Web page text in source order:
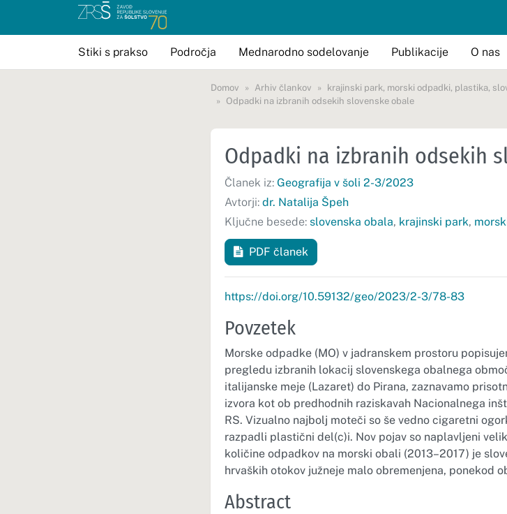
Stiki s prakso Področja Mednarodno sodelovanje Publikacije O nas
Domov Arhiv člankov krajinski park, morski odpadki, plastika,
Odpadki na izbranih odsekih slovenske obale
Odpadki na izbranih odsekih
Članek iz: Geografija v šoli 2-3/2023
Avtorji: dr. Natalija Špeh
Ključne besede: slovenska obala, krajinski park,
PDF članek
https://doi.org/10.59132/geo/2023/2-3/78-83
Povzetek
Morske odpadke (MO) v jadranskem prostoru
pregledu izbranih lokacij slovenskega obalnega
italijanske meje (Lazaret) do Pirana, zaznavamo
izvora kot ob predhodnih raziskavah Nacionalnega
RS. Vizualno najbolj moteči so še vedno cigaretni
razpadli plastični del(c)i. Nov pojav so naplavljeni
količine odpadkov na morski obali (2013–2017) je
hrvaških otokov južneje malo obremenjena, ponekod
Abstract